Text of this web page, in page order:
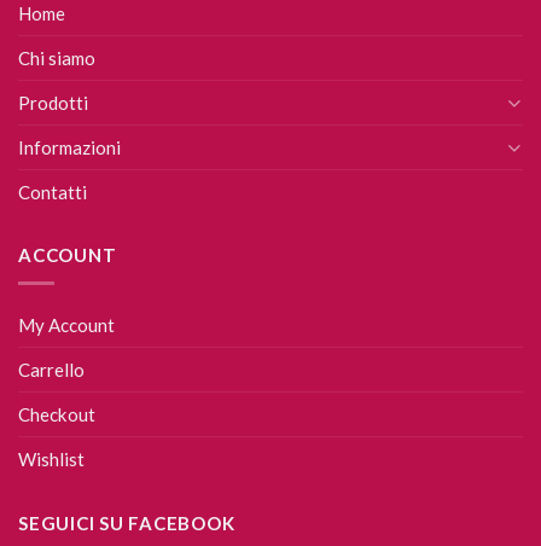
Home
Chi siamo
Prodotti
Informazioni
Contatti
ACCOUNT
My Account
Carrello
Checkout
Wishlist
SEGUICI SU FACEBOOK